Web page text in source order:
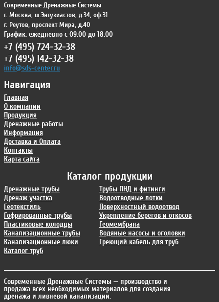
Каталог продукции
Дренажные трубы
Дренаж участка
Геотекстиль
Гофрированные трубы
Пластиковые колодцы
Канализационные трубы
Канализационные люки
Каталог труб
Трубы ПНД и фитинги
Водоотводные лотки
Поверхностный водоотвод
Укрепление берегов и откосов
Геомембрана
Водяные насосы и оголовки
Греющий кабель для труб
Навигация
Главная
О компании
Продукция
Дренажные работы
Информация
Доставка и Оплата
Контакты
Карта сайта
Современные Дренажные Системы
г. Москва, ш.Энтузиастов, д.34, оф.31
г. Реутов, проспект Мира, д.40
График: ежедневно с 09:00 до 18:00
+7 (495) 724-32-38
+7 (495) 142-32-38
info@sds-center.ru
Современные Дренажные Системы — производство и
продажа всех необходимых материалов для создания
дренажа и ливневой канализации.